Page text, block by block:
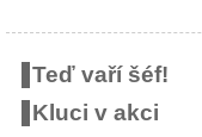
Teď vaří šéf!
Kluci v akci